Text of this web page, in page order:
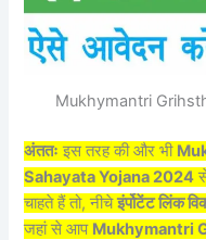
Mukhymantri
अंततः इस तरह की और भी
Sahayata Yojana 2024
चाहते हैं तो, नीचेइंर्पोटेंट लिंक
जहां से आप Mukhymantri